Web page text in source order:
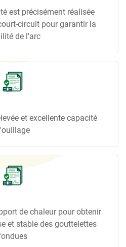
est précisément réalisée
circuit pour garantir la
de l'arc
et excellente capacité
de chaleur pour obtenir
et stable des gouttelettes